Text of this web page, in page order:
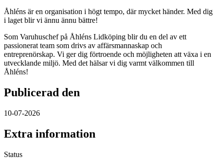
Åhléns är en organisation i högt tempo, där mycket händer. Med dig
i laget blir vi ännu ännu bättre!
Som Varuhuschef på Åhléns Lidköping blir du en del av ett
passionerat team som drivs av affärsmannaskap och
entreprenörskap. Vi ger dig förtroende och möjligheten att växa i en
utvecklande miljö. Med det hälsar vi dig varmt välkommen till
Åhléns!
Publicerad den
10-07-2026
Extra information
Status